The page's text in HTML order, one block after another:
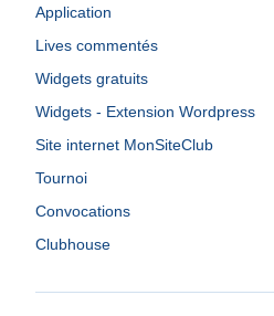
Application
Lives commentés
Widgets gratuits
Widgets - Extension Wordpress
Site internet MonSiteClub
Tournoi
Convocations
Clubhouse